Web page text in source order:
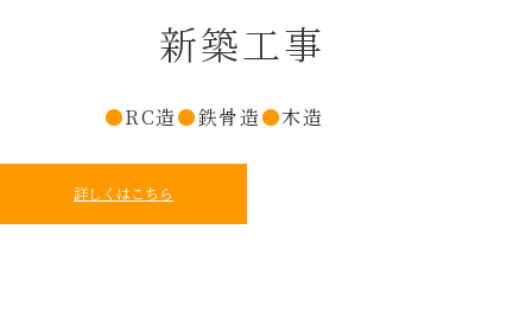
新築工事
●RC造●鉄骨造●木造
詳しくはこちら